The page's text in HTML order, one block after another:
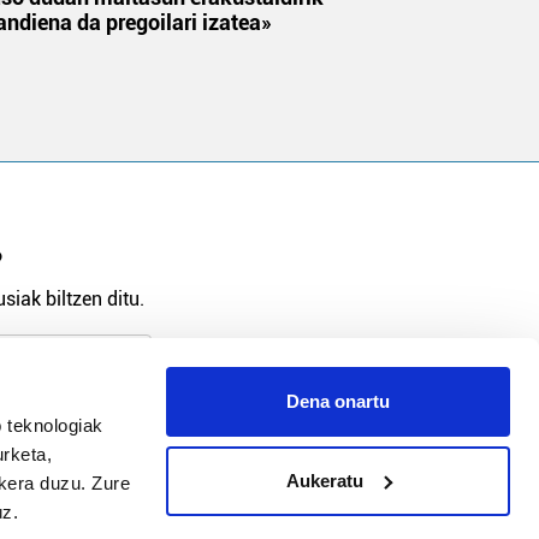
duzu. Zure
Dena onartu
Aukeratu
da pregoilari izatea»
biltzen ditu.